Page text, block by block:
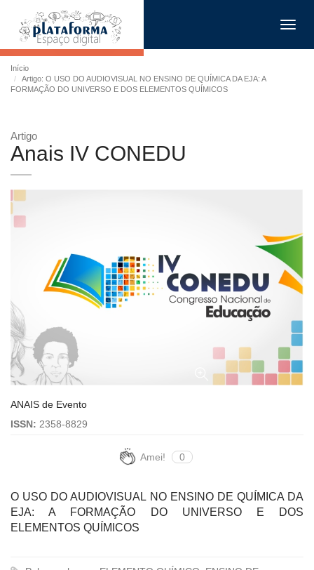
Início
Artigo: O USO DO AUDIOVISUAL NO ENSINO DE QUÍMICA DA EJA: A
FORMAÇÃO DO UNIVERSO E DOS ELEMENTOS QUÍMICOS
Artigo
Anais IV CONEDU
ANAIS de Evento
ISSN: 2358-8829
Amei! 0
O USO DO AUDIOVISUAL NO ENSINO DE QUÍMICA DA
EJA: A FORMAÇÃO DO UNIVERSO E DOS
ELEMENTOS QUÍMICOS